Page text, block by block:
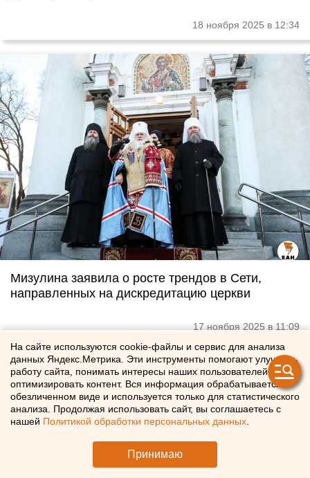
18 ноября 2025 в 12:34
Мизулина заявила о росте трендов в Сети,
направленных на дискредитацию церкви
17 ноября 2025 в 11:09
На сайте используются cookie-файлы и сервис для анализа
данных Яндекс.Метрика. Эти инструменты помогают улучшать
работу сайта, понимать интересы наших пользователей и
оптимизировать контент. Вся информация обрабатывается в
обезличенном виде и используется только для статистического
анализа. Продолжая использовать сайт, вы соглашаетесь с
нашей Политикой обработки персональных данных
Принимаю